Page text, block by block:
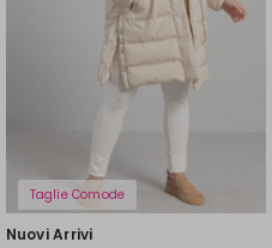
Taglie Comode
Nuovi Arrivi